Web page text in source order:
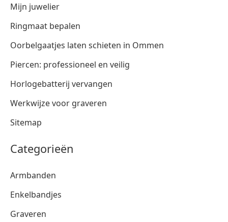
Mijn juwelier
Ringmaat bepalen
Oorbelgaatjes laten schieten in Ommen
Piercen: professioneel en veilig
Horlogebatterij vervangen
Werkwijze voor graveren
Sitemap
Categorieën
Armbanden
Enkelbandjes
Graveren